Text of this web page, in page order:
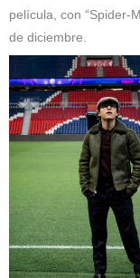
película, con “Spider-
de diciembre.